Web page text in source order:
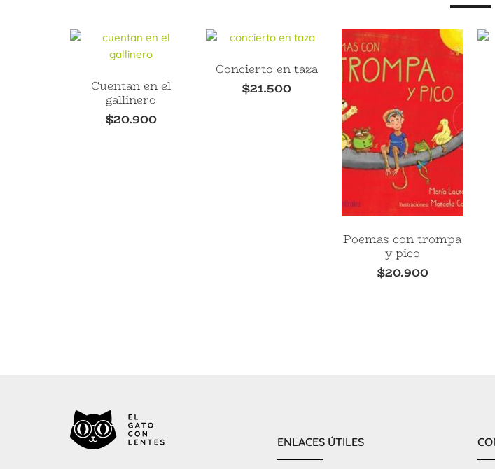
Cuentan en el
gallinero
$20.900
Concierto en taza
$21.500
Poemas con trompa
y pico
$20.900
ENLACES ÚTILES